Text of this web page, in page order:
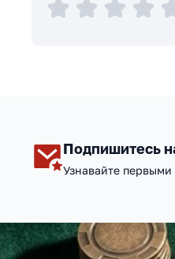
Подпишитесь
Узнавайте